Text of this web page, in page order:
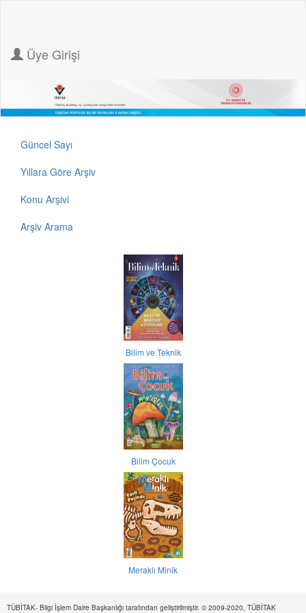
Üye Girişi
Güncel Sayı
Yıllara Göre Arşiv
Konu Arşivi
Arşiv Arama
Bilim ve Teknik
Bilim Çocuk
Meraklı Minik
TÜBİTAK- Bilgi İşlem Daire Başkanlığı tarafından geliştirilmiştir. © 2009-2020, TÜBİTAK